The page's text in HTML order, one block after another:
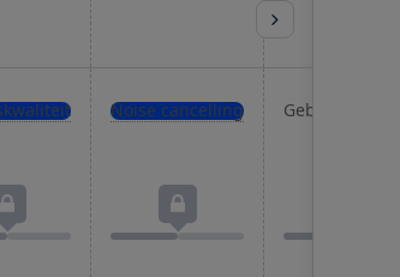
Noise cancelling